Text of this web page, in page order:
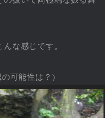
な感じです。
可能性は？)